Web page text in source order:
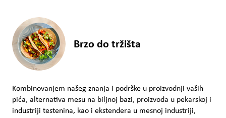
Brzo do tržišta
Kombinovanjem našeg znanja i podrške u proizvodnji vaših
pića, alternativa mesu na biljnoj bazi, proizvoda u pekarskoj i
industriji testenina, kao i ekstendera u mesnoj industriji,